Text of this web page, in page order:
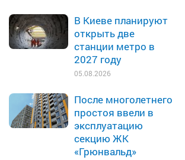
В Киеве планируют
открыть две
станции метро в
2027 году
05.08.2026
После многолетнего
простоя ввели в
эксплуатацию
секцию ЖК
«Грюнвальд»